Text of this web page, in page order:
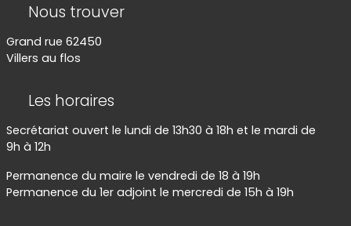
Nous trouver
Grand rue 62450
Villers au flos
Les horaires
Secrétariat ouvert le lundi de 13h30 à 18h et le mardi de
9h à 12h
Permanence du maire le vendredi de 18 à 19h
Permanence du 1er adjoint le mercredi de 15h à 19h